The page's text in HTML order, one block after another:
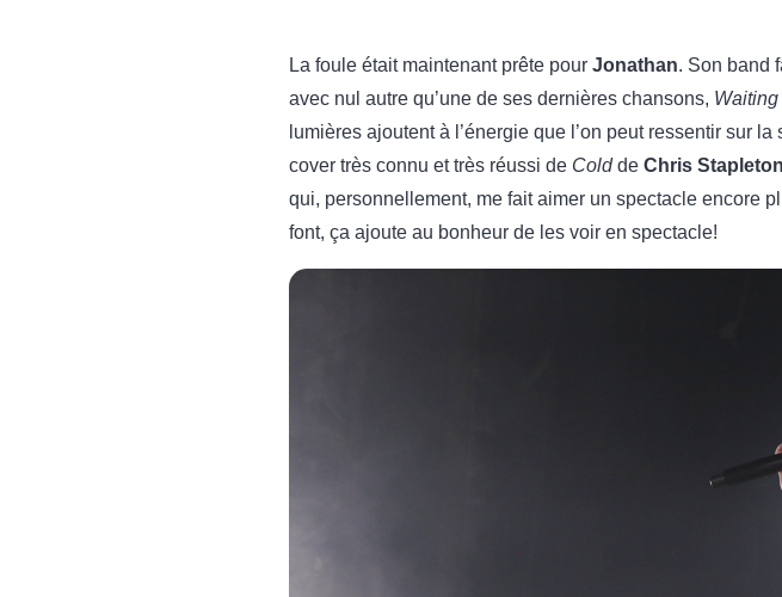
La foule était maintenant prête pour Jonathan. Son band
avec nul autre qu’une de ses dernières chansons,
lumières ajoutent à l’énergie que l’on peut ressentir sur
cover très connu et très réussi de Coldde Chris Stapleton
qui, personnellement, me fait aimer un spectacle encore
font, ça ajoute au bonheur de les voir en spectacle!